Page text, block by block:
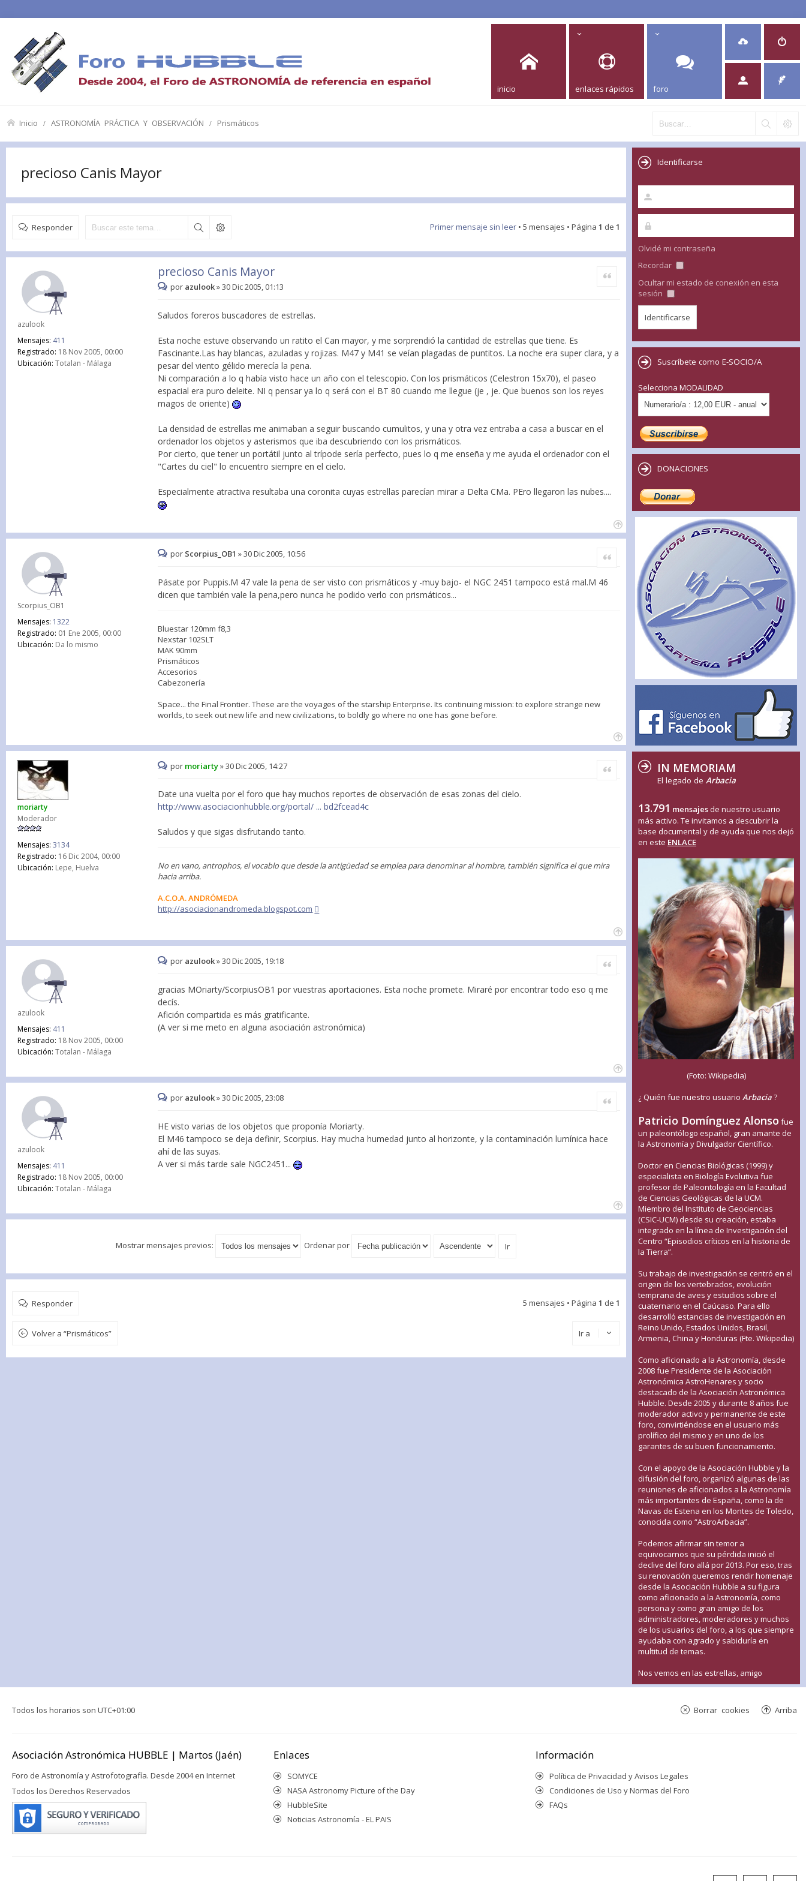
inicio enlaces rápidos foro
Inicio ASTRONOMÍA PRÁCTICA Y OBSERVACIÓN Prismáticos
precioso Canis Mayor
Responder Primer mensaje sin leer • 5 mensajes • Página 1 de 1
azulook
Mensajes: 411
Registrado: 18 Nov 2005, 00:00
Ubicación: Totalan - Málaga
precioso Canis Mayor Citar
por azulook»30 Dic 2005, 01:13
Saludos foreros buscadores de estrellas.
Esta noche estuve observando un ratito el Can mayor, y me sorprendió la cantidad de estrellas que tiene. Es
Fascinante.Las hay blancas, azuladas y rojizas. M47 y M41 se veían plagadas de puntitos. La noche era super clara, y a
pesar del viento gélido merecía la pena.
Ni comparación a lo q había visto hace un año con el telescopio. Con los prismáticos (Celestron 15x70), el paseo
espacial era puro deleite. NI q pensar ya lo q será con el BT 80 cuando me llegue (je , je. Que buenos son los reyes
magos de oriente)
La densidad de estrellas me animaban a seguir buscando cumulitos, y una y otra vez entraba a casa a buscar en el
ordenador los objetos y asterismos que iba descubriendo con los prismáticos.
Por cierto, que tener un portátil junto al trípode sería perfecto, pues lo q me enseña y me ayuda el ordenador con el
"Cartes du ciel" lo encuentro siempre en el cielo.
Especialmente atractiva resultaba una coronita cuyas estrellas parecían mirar a Delta CMa. PEro llegaron las nubes....
Scorpius_OB1
Mensajes: 1322
Registrado: 01 Ene 2005, 00:00
Ubicación: Da lo mismo
Citar
por Scorpius_OB1 »30 Dic 2005, 10:56
Pásate por Puppis.M 47 vale la pena de ser visto con prismáticos y -muy bajo- el NGC 2451 tampoco está mal.M 46
dicen que también vale la pena,pero nunca he podido verlo con prismáticos...
Bluestar 120mm f8,3
Nexstar 102SLT
MAK 90mm
Prismáticos
Accesorios
Cabezonería
Space... the Final Frontier. These are the voyages of the starship Enterprise. Its continuing mission: to explore strange new
worlds, to seek out new life and new civilizations, to boldly go where no one has gone before.
moriarty
Moderador
Mensajes: 3134
Registrado: 16 Dic 2004, 00:00
Ubicación: Lepe, Huelva
Citar
por moriarty»30 Dic 2005, 14:27
Date una vuelta por el foro que hay muchos reportes de observación de esas zonas del cielo.
http://www.asociacionhubble.org/portal/ ... bd2fcead4c
Saludos y que sigas disfrutando tanto.
No en vano, antrophos, el vocablo que desde la antigüedad se emplea para denominar al hombre, también significa el que mira
hacia arriba.
A.C.O.A. ANDRÓMEDA
http://asociacionandromeda.blogspot.com
azulook
Mensajes: 411
Registrado: 18 Nov 2005, 00:00
Ubicación: Totalan - Málaga
Citar
por azulook»30 Dic 2005, 19:18
gracias MOriarty/ScorpiusOB1 por vuestras aportaciones. Esta noche promete. Miraré por encontrar todo eso q me
decís.
Afición compartida es más gratificante.
(A ver si me meto en alguna asociación astronómica)
azulook
Mensajes: 411
Registrado: 18 Nov 2005, 00:00
Ubicación: Totalan - Málaga
Citar
por azulook»30 Dic 2005, 23:08
HE visto varias de los objetos que proponía Moriarty.
El M46 tampoco se deja definir, Scorpius. Hay mucha humedad junto al horizonte, y la contaminación lumínica hace
ahí de las suyas.
A ver si más tarde sale NGC2451...
Mostrar mensajes previos: Ordenar por
Responder 5 mensajes • Página 1 de 1
Volver a “Prismáticos” Ir a
Identificarse
Olvidé mi contraseña
Recordar
Ocultar mi estado de conexión en esta
sesión
Suscríbete como E-SOCIO/A
Selecciona MODALIDAD
DONACIONES
IN MEMORIAM
El legado de Arbacia
13.791 mensajes de nuestro usuario
más activo. Te invitamos a descubrir la
base documental y de ayuda que nos dejó
en este ENLACE
(Foto: Wikipedia)
¿ Quién fue nuestro usuario Arbacia?
Patricio Domínguez Alonso fue
un paleontólogo español, gran amante de
la Astronomía y Divulgador Científico.
Doctor en Ciencias Biológicas (1999) y
especialista en Biología Evolutiva fue
profesor de Paleontología en la Facultad
de Ciencias Geológicas de la UCM.
Miembro del Instituto de Geociencias
(CSIC-UCM) desde su creación, estaba
integrado en la línea de Investigación del
Centro “Episodios críticos en la historia de
la Tierra”.
Su trabajo de investigación se centró en el
origen de los vertebrados, evolución
temprana de aves y estudios sobre el
cuaternario en el Caúcaso. Para ello
desarrolló estancias de investigación en
Reino Unido, Estados Unidos, Brasil,
Armenia, China y Honduras (Fte. Wikipedia)
Como aficionado a la Astronomía, desde
2008 fue Presidente de la Asociación
Astronómica AstroHenares y socio
destacado de la Asociación Astronómica
Hubble. Desde 2005 y durante 8 años fue
moderador activo y permanente de este
foro, convirtiéndose en el usuario más
prolífico del mismo y en uno de los
garantes de su buen funcionamiento.
Con el apoyo de la Asociación Hubble y la
difusión del foro, organizó algunas de las
reuniones de aficionados a la Astronomía
más importantes de España, como la de
Navas de Estena en los Montes de Toledo,
conocida como “AstroArbacia”.
Podemos afirmar sin temor a
equivocarnos que su pérdida inició el
declive del foro allá por 2013. Por eso, tras
su renovación queremos rendir homenaje
desde la Asociación Hubble a su figura
como aficionado a la Astronomía, como
persona y como gran amigo de los
administradores, moderadores y muchos
de los usuarios del foro, a los que siempre
ayudaba con agrado y sabiduría en
multitud de temas.
Nos vemos en las estrellas, amigo
Todos los horarios son UTC+01:00 Arriba
Borrar cookies
Asociación Astronómica HUBBLE | Martos (Jaén)
Foro de Astronomía y Astrofotografía. Desde 2004 en Internet
Todos los Derechos Reservados
Enlaces
SOMYCE
NASA Astronomy Picture of the Day
HubbleSite
Noticias Astronomía - EL PAIS
Información
Política de Privacidad y Avisos Legales
Condiciones de Uso y Normas del Foro
FAQs